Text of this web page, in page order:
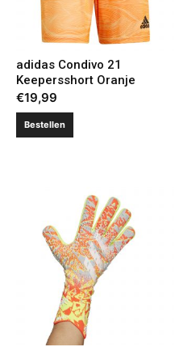
adidas Condivo 21
Keepersshort Oranje
€19,99
Bestellen